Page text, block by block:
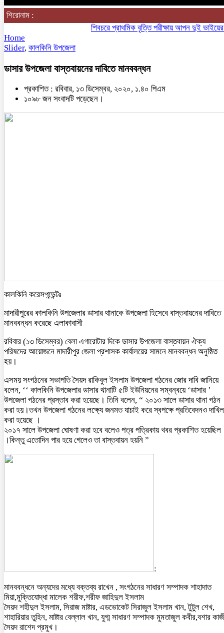
শিরোনাম :
শিবচরে প্রাথমিক বৃত্তি পরীক্ষায় আপন দুই ভাইয়ের অনন্য
Home
Slider, কালকিনি উপজেলা
ডাসার উপজেলা বাস্তবায়নের দাবিতে মানববন্ধন
প্রকাশিত : রবিবার, ১৩ ডিসেম্বর, ২০২০, ১.৪০ পিএম
১০৯৮ জন সংবাদটি পড়েছেন।
কালকিনি করেসপন্ডেন্টঃ
মাদারীপুরের কালকিনি উপজেলার ডাসার থানাকে উপজেলা হিসেবে বাস্তবায়নের দাবিতে
মানববন্ধন করেছে এলাকাবাসী
রবিবার (১৩ ডিসেম্বর) বেলা এগারোটার দিকে ডাসার উপজেলা বাস্তবায়ন ঐক্য
পরিষদের আয়োজনে মাদারীপুর জেলা প্রশাসক কার্যালয়ের সামনে মানববন্ধন অনুষ্ঠিত
হয়।
এসময় সংগঠনের সভাপতি সৈয়দ রাকিবুল ইসলাম উপজেলা গঠনের জোর দাবি জানিয়ে
বলেন, ‘‘ কালকিনি উপজেলার ডাসার থানাটি ৫টি ইউনিয়নের সম্বন্বয়ে ‘ডাসার ’
উপজেলা গঠনের প্রস্তাব করা হয়েছে। তিনি বলেন, “ ২০১৩ সালে ডাসার থানা গঠন
করা হয়।তখন উপজেলা গঠনের লক্ষ্যে জনমত যাচাই করে স্বপক্ষে প্রতিবেদনও দাখিল
করা হয়েছে ।
২০১৭ সালে উপজেলা ঘোষণা করা হবে বলেও পত্র পত্রিকায় খবর প্রকাশিত হয়েছিল
।কিন্তু এতোদিন পার হয়ে গেলেও তা বাস্তবায়ন হয়নি ”
:
মানববন্ধনে অন্যদের মধ্যে বক্তব্য রাখেন , সংগঠনের সাধারণ সম্পাদক শাহাদাত
মিয়া,মুক্তিযোদ্ধা মালেক শরীফ,শরীফ জাহিদুল ইসলাম
সৈয়দ শহীদুল ইসলাম, সিরাজ মাষ্টার, এডভোকেট সিরাজুল ইসলাম খান, টুটুল শেখ,
শাহারিয়ার তুহিন, মাষ্টার বেল্লাল খান, যুগ্ম সাধারণ সম্পাদক মুমতাজুল কবীর,বশার
সৈয়দ রাশেদ প্রমুখ।